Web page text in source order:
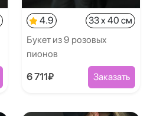
4.9
33 x 40 см
Букет из 9 розовых
пионов
6 711₽ Заказать